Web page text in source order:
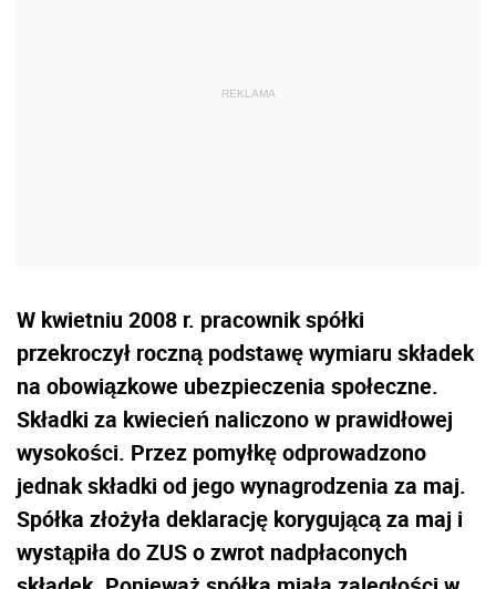
W kwietniu 2008 r. pracownik spółki
przekroczył roczną podstawę wymiaru składek
na obowiązkowe ubezpieczenia społeczne.
Składki za kwiecień naliczono w prawidłowej
wysokości. Przez pomyłkę odprowadzono
jednak składki od jego wynagrodzenia za maj.
Spółka złożyła deklarację korygującą za maj i
wystąpiła do ZUS o zwrot nadpłaconych